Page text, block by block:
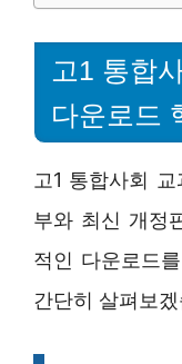
고1 통합
다운로드
고1 통합사회
부와 최신 개정
적인 다운로드
간단히 살펴보